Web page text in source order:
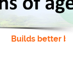
Builds better